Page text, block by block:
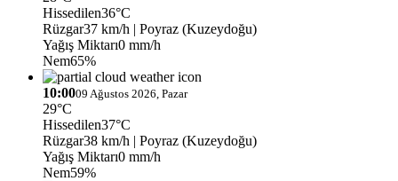
Hissedilen36°C
Rüzgar37 km/h | Poyraz (Kuzeydoğu)
Yağış Miktarı0 mm/h
Nem65%
10:0009 Ağustos 2026, Pazar
29°C
Hissedilen37°C
Rüzgar38 km/h | Poyraz (Kuzeydoğu)
Yağış Miktarı0 mm/h
Nem59%